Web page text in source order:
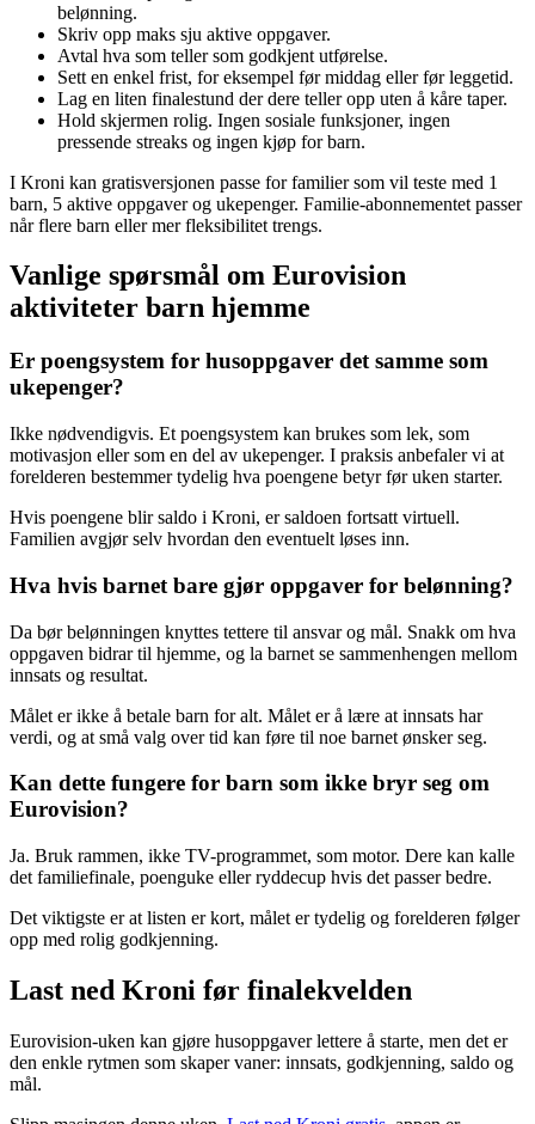
belønning.
Skriv opp maks sju aktive oppgaver.
Avtal hva som teller som godkjent utførelse.
Sett en enkel frist, for eksempel før middag eller før leggetid.
Lag en liten finalestund der dere teller opp uten å kåre taper.
Hold skjermen rolig. Ingen sosiale funksjoner, ingen
pressende streaks og ingen kjøp for barn.
I Kroni kan gratisversjonen passe for familier som vil teste med 1
barn, 5 aktive oppgaver og ukepenger. Familie-abonnementet passer
når flere barn eller mer fleksibilitet trengs.
Vanlige spørsmål om Eurovision
aktiviteter barn hjemme
Er poengsystem for husoppgaver det samme som
ukepenger?
Ikke nødvendigvis. Et poengsystem kan brukes som lek, som
motivasjon eller som en del av ukepenger. I praksis anbefaler vi at
forelderen bestemmer tydelig hva poengene betyr før uken starter.
Hvis poengene blir saldo i Kroni, er saldoen fortsatt virtuell.
Familien avgjør selv hvordan den eventuelt løses inn.
Hva hvis barnet bare gjør oppgaver for belønning?
Da bør belønningen knyttes tettere til ansvar og mål. Snakk om hva
oppgaven bidrar til hjemme, og la barnet se sammenhengen mellom
innsats og resultat.
Målet er ikke å betale barn for alt. Målet er å lære at innsats har
verdi, og at små valg over tid kan føre til noe barnet ønsker seg.
Kan dette fungere for barn som ikke bryr seg om
Eurovision?
Ja. Bruk rammen, ikke TV-programmet, som motor. Dere kan kalle
det familiefinale, poenguke eller ryddecup hvis det passer bedre.
Det viktigste er at listen er kort, målet er tydelig og forelderen følger
opp med rolig godkjenning.
Last ned Kroni før finalekvelden
Eurovision-uken kan gjøre husoppgaver lettere å starte, men det er
den enkle rytmen som skaper vaner: innsats, godkjenning, saldo og
mål.